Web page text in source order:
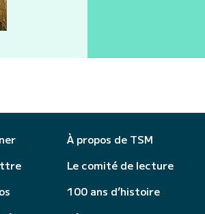
À propos de TSM
Le comité de lecture
100 ans d’histoire